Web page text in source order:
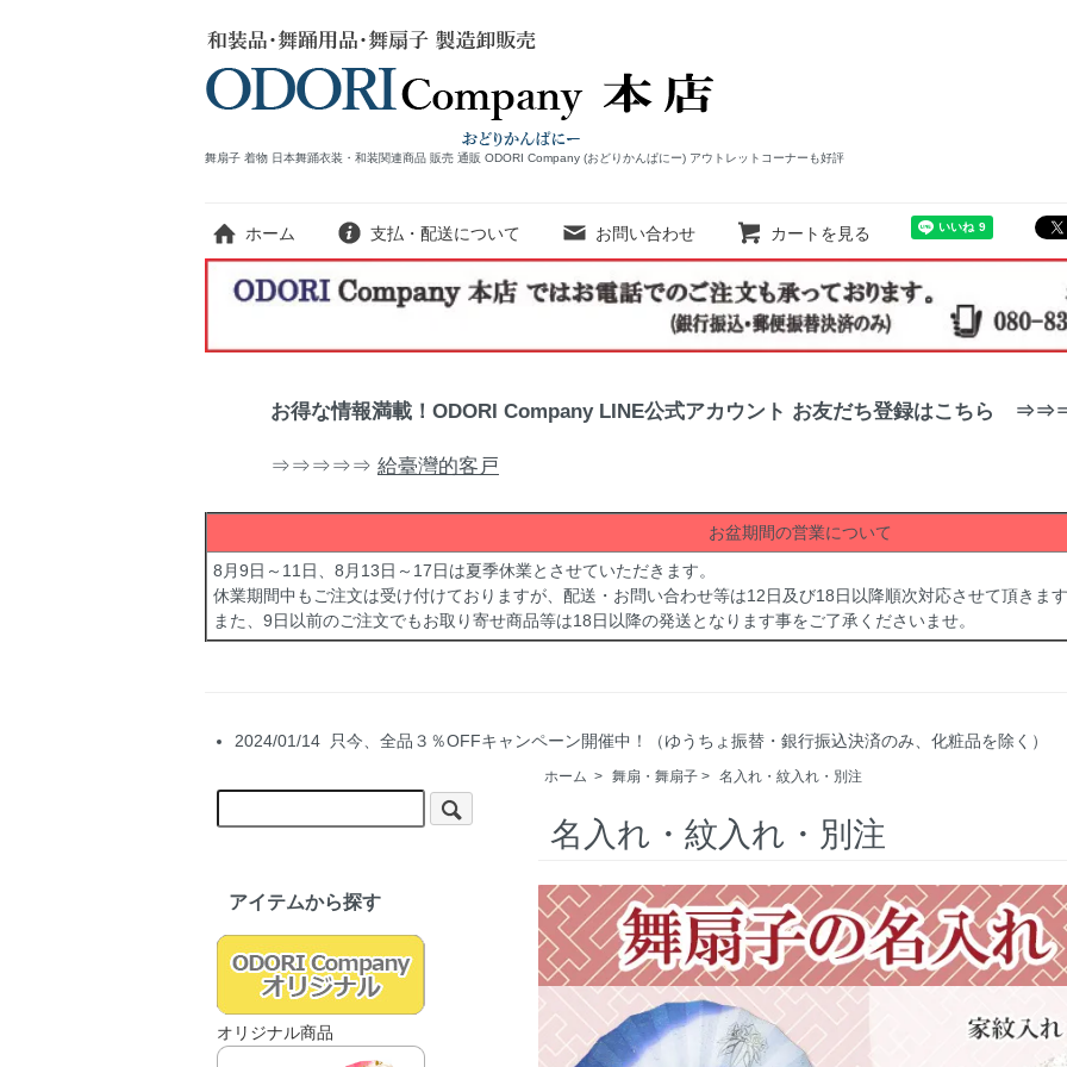
舞扇子 着物 日本舞踊衣装・和装関連商品 販売 通販 ODORI Company (おどりかんぱにー) アウトレットコーナーも好評
ホーム 支払・配送について お問い合わせ カートを見る
お得な情報満載！ODORI Company LINE公式アカウント お友だち登録はこちら
⇒⇒⇒⇒⇒ 給臺灣的客戸
お盆期間の営業について
8月9日～11日、8月13日～17日は夏季休業とさせていただきます。
休業期間中もご注文は受け付けておりますが、配送・お問い合わせ等は12日及び18日以降順次対応させて頂きま
また、9日以前のご注文でもお取り寄せ商品等は18日以降の発送となります事をご了承くださいませ。
2024/01/14 只今、全品３％OFFキャンペーン開催中！（ゆうちょ振替・銀行振込決済のみ、化粧品を除く）
ホーム > 舞扇・舞扇子 > 名入れ・紋入れ・別注
名入れ・紋入れ・別注
アイテムから探す
オリジナル商品